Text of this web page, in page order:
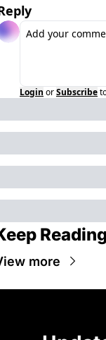
Login orSubscribe
Reading
more